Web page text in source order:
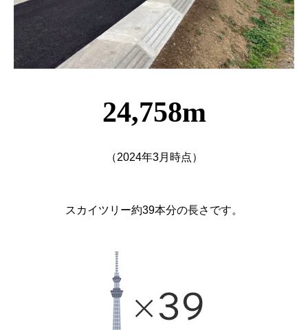
24,758m
（2024年3月時点）
スカイツリー約39本分の長さです。